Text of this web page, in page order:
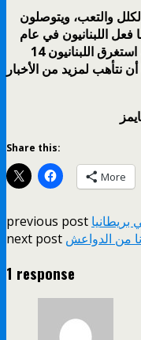
والتعب، ويتوصلون
اللبنانيون في عام
1989 لإنهاء حربهم الأهلية، لكن رغم ذلك، استغرق اللبنانيون 14
نتأهب لمزيد من الأخبار
Share this:
More
previous post
next post من الدواعش
1 response